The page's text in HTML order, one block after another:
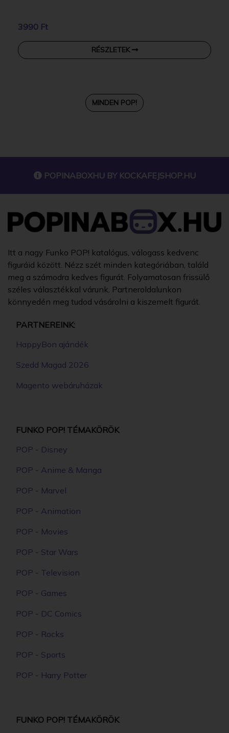
3990 Ft
RÉSZLETEK
MINDEN POP!
POPINABOXHU BY KOCKAFEJSHOP.HU
Itt a nagy Funko POP! katalógus, válogass kedvenc
figuráid között. Nézz szét minden kategóriában, találd
meg a számodra kedves figurát. Folyamatosan frissülő
széles választékkal várunk. Partneroldalunkon
könnyedén meg tudod vásárolni a kiszemelt figurát.
PARTNEREINK:
HappyBon ajándék
Szedd Magad 2026
Magento webáruházak
FUNKO POP! TÉMAKÖRÖK
POP - Disney
POP - Anime & Manga
POP - Marvel
POP - Animation
POP - Movies
POP - Star Wars
POP - Television
POP - Games
POP - DC Comics
POP - Rocks
POP - Sports
POP - Harry Potter
FUNKO POP! TÉMAKÖRÖK